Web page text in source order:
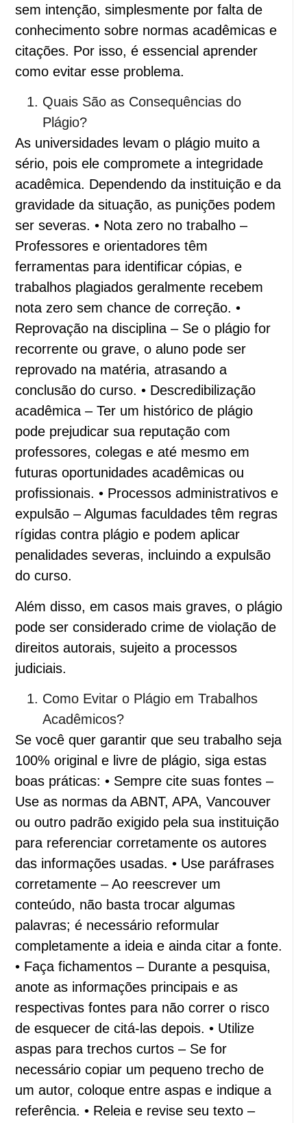
sem intenção, simplesmente por falta de
conhecimento sobre normas acadêmicas e
citações. Por isso, é essencial aprender
como evitar esse problema.
Quais São as Consequências do
Plágio?
As universidades levam o plágio muito a
sério, pois ele compromete a integridade
acadêmica. Dependendo da instituição e da
gravidade da situação, as punições podem
ser severas. • Nota zero no trabalho –
Professores e orientadores têm
ferramentas para identificar cópias, e
trabalhos plagiados geralmente recebem
nota zero sem chance de correção. •
Reprovação na disciplina – Se o plágio for
recorrente ou grave, o aluno pode ser
reprovado na matéria, atrasando a
conclusão do curso. • Descredibilização
acadêmica – Ter um histórico de plágio
pode prejudicar sua reputação com
professores, colegas e até mesmo em
futuras oportunidades acadêmicas ou
profissionais. • Processos administrativos e
expulsão – Algumas faculdades têm regras
rígidas contra plágio e podem aplicar
penalidades severas, incluindo a expulsão
do curso.
Além disso, em casos mais graves, o plágio
pode ser considerado crime de violação de
direitos autorais, sujeito a processos
judiciais.
Como Evitar o Plágio em Trabalhos
Acadêmicos?
Se você quer garantir que seu trabalho seja
100% original e livre de plágio, siga estas
boas práticas: • Sempre cite suas fontes –
Use as normas da ABNT, APA, Vancouver
ou outro padrão exigido pela sua instituição
para referenciar corretamente os autores
das informações usadas. • Use paráfrases
corretamente – Ao reescrever um
conteúdo, não basta trocar algumas
palavras; é necessário reformular
completamente a ideia e ainda citar a fonte.
• Faça fichamentos – Durante a pesquisa,
anote as informações principais e as
respectivas fontes para não correr o risco
de esquecer de citá-las depois. • Utilize
aspas para trechos curtos – Se for
necessário copiar um pequeno trecho de
um autor, coloque entre aspas e indique a
referência. • Releia e revise seu texto –